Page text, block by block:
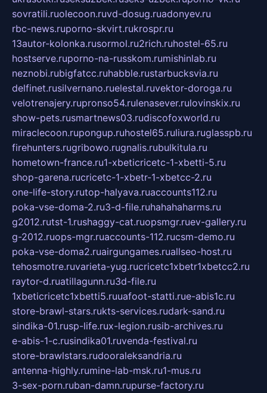
sovratili.ruolecoon.ruvd-dosug.ruadonyev.ru
rbc-news.ruporno-skvirt.rukrospr.ru
13autor-kolonka.rusormol.ru2rich.ruhostel-65.ru
hostserve.ruporno-na-russkom.rumishinlab.ru
neznobi.rubigfatcc.ruhabble.rustarbucksvia.ru
delfinet.rusilvernano.ruelestal.ruvektor-doroga.ru
velotrenajery.rupronso54.rulenasever.rulovinskix.ru
show-pets.rusmartnews03.rudiscofoxworld.ru
miraclecoon.rupongup.ruhostel65.ruliura.ruglasspb.ru
firehunters.rugribowo.rugnalis.rubulkitula.ru
hometown-france.ru1-xbeticricetc-1-xbetti-5.ru
shop-garena.rucricetc-1-xbetr-1-xbetcc-2.ru
one-life-story.rutop-halyava.ruaccounts112.ru
poka-vse-doma-2.ru3-d-file.ruhahahaharms.ru
g2012.rutst-1.rushaggy-cat.ruopsmgr.ruev-gallery.ru
g-2012.ruops-mgr.ruaccounts-112.rucsm-demo.ru
poka-vse-doma2.ruairgungames.ruallseo-host.ru
tehosmotre.ruvarieta-yug.rucricetc1xbetr1xbetcc2.ru
raytor-d.ruatillagunn.ru3d-file.ru
1xbeticricetc1xbetti5.ruuafoot-statti.rue-abis1c.ru
store-brawl-stars.rukts-services.rudark-sand.ru
sindika-01.rusp-life.rux-legion.rusib-archives.ru
e-abis-1-c.rusindika01.ruvenda-festival.ru
store-brawlstars.rudooraleksandria.ru
antenna-highly.rumine-lab-msk.ru1-mus.ru
3-sex-porn.ruban-damn.rupurse-factory.ru